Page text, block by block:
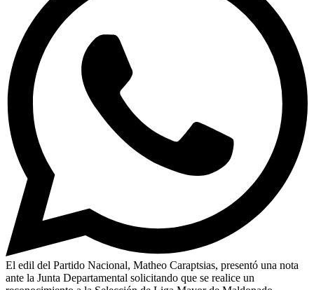
El edil del Partido Nacional, Matheo Caraptsias, presentó una nota
ante la Junta Departamental solicitando que se realice un